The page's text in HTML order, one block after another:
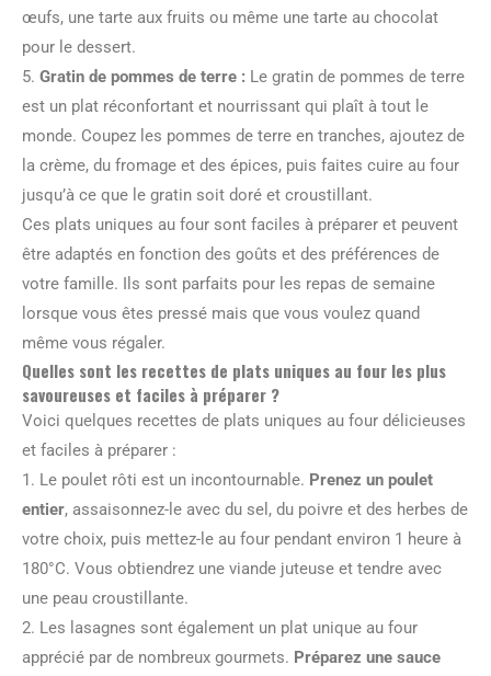
œufs, une tarte aux fruits ou même une tarte au chocolat
pour le dessert.
5. Gratin de pommes de terre : Le gratin de pommes de terre
est un plat réconfortant et nourrissant qui plaît à tout le
monde. Coupez les pommes de terre en tranches, ajoutez de
la crème, du fromage et des épices, puis faites cuire au four
jusqu’à ce que le gratin soit doré et croustillant.
Ces plats uniques au four sont faciles à préparer et peuvent
être adaptés en fonction des goûts et des préférences de
votre famille. Ils sont parfaits pour les repas de semaine
lorsque vous êtes pressé mais que vous voulez quand
même vous régaler.
Quelles sont les recettes de plats uniques au four les plus
savoureuses et faciles à préparer ?
Voici quelques recettes de plats uniques au four délicieuses
et faciles à préparer :
1. Le poulet rôti est un incontournable. Prenez un poulet
entier, assaisonnez-le avec du sel, du poivre et des herbes de
votre choix, puis mettez-le au four pendant environ 1 heure à
180°C. Vous obtiendrez une viande juteuse et tendre avec
une peau croustillante.
2. Les lasagnes sont également un plat unique au four
apprécié par de nombreux gourmets. Préparez une sauce